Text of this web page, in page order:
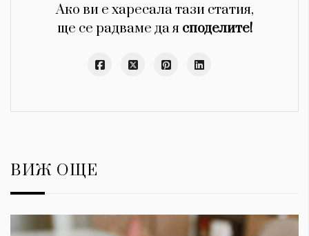
Ако ви е харесала тази статия,
ще се радваме да я споделите!
ВИЖ ОЩЕ